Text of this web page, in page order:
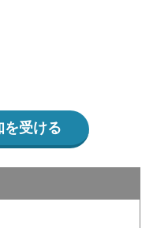
を受ける